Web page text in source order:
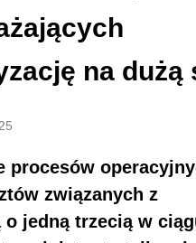
na dużą
procesów
związanych z
o jedną trzecią w